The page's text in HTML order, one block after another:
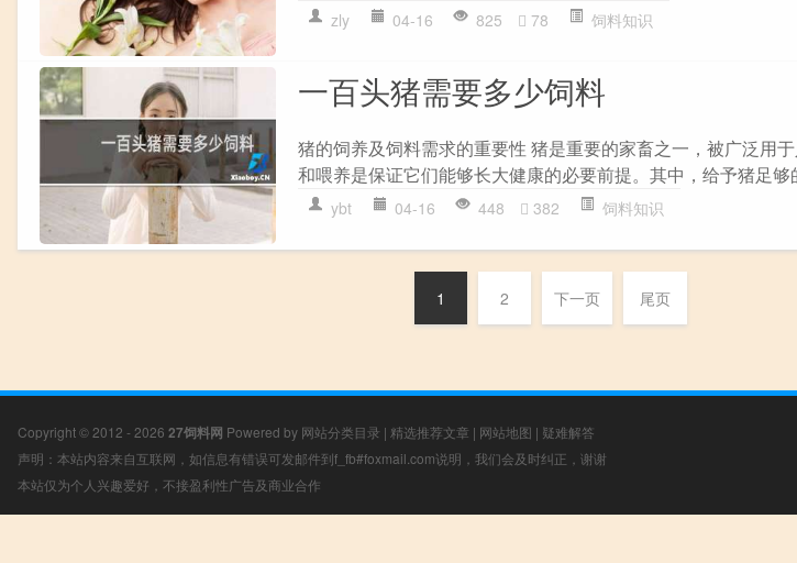
zly 04-16 825 78 饲料知识
一百头猪需要多少饲料
猪的饲养及饲料需求的重要性 猪是重要的家畜之一，被广泛用
和喂养是保证它们能够长大健康的必要前提。其中，给予猪足够
ybt 04-16 448 382 饲料知识
1 2 下一页 尾页
Copyright © 2012 - 2026 27饲料网 Powered by 网站分类目录 | 精选推荐文章 | 网站地图 | 疑难解答
声明：本站内容来自互联网，如信息有错误可发邮件到f_fb#foxmail.com说明，我们会及时纠正，谢谢
本站仅为个人兴趣爱好，不接盈利性广告及商业合作